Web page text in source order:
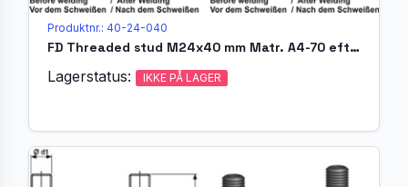
Produktnr.: 40-24-040
FD Threaded stud M24x40 mm Matr. A4-70 efter EN ISO 13918
Lagerstatus: IKKE PÅ LAGER